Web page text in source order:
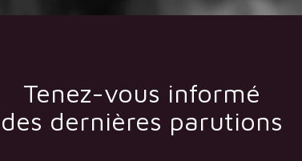
Tenez-vous informé
des dernières parutions